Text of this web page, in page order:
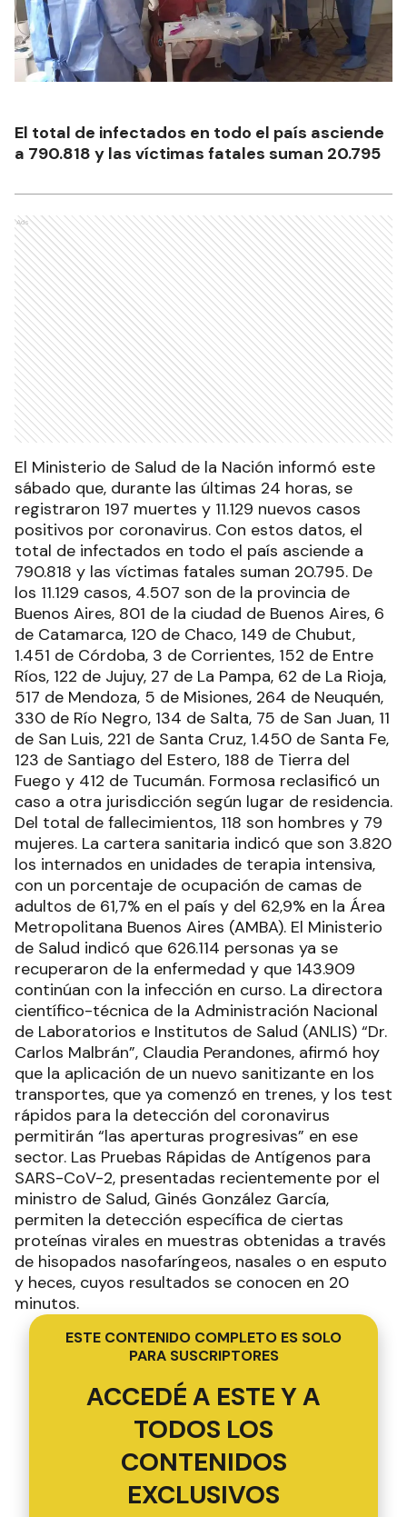
El total de infectados en todo el país asciende
a 790.818 y las víctimas fatales suman 20.795
Ads
El Ministerio de Salud de la Nación informó este
sábado que, durante las últimas 24 horas, se
registraron 197 muertes y 11.129 nuevos casos
positivos por coronavirus. Con estos datos, el
total de infectados en todo el país asciende a
790.818 y las víctimas fatales suman 20.795. De
los 11.129 casos, 4.507 son de la provincia de
Buenos Aires, 801 de la ciudad de Buenos Aires, 6
de Catamarca, 120 de Chaco, 149 de Chubut,
1.451 de Córdoba, 3 de Corrientes, 152 de Entre
Ríos, 122 de Jujuy, 27 de La Pampa, 62 de La Rioja,
517 de Mendoza, 5 de Misiones, 264 de Neuquén,
330 de Río Negro, 134 de Salta, 75 de San Juan, 11
de San Luis, 221 de Santa Cruz, 1.450 de Santa Fe,
123 de Santiago del Estero, 188 de Tierra del
Fuego y 412 de Tucumán. Formosa reclasificó un
caso a otra jurisdicción según lugar de residencia.
Del total de fallecimientos, 118 son hombres y 79
mujeres. La cartera sanitaria indicó que son 3.820
los internados en unidades de terapia intensiva,
con un porcentaje de ocupación de camas de
adultos de 61,7% en el país y del 62,9% en la Área
Metropolitana Buenos Aires (AMBA). El Ministerio
de Salud indicó que 626.114 personas ya se
recuperaron de la enfermedad y que 143.909
continúan con la infección en curso. La directora
científico-técnica de la Administración Nacional
de Laboratorios e Institutos de Salud (ANLIS) “Dr.
Carlos Malbrán”, Claudia Perandones, afirmó hoy
que la aplicación de un nuevo sanitizante en los
transportes, que ya comenzó en trenes, y los test
rápidos para la detección del coronavirus
permitirán “las aperturas progresivas” en ese
sector. Las Pruebas Rápidas de Antígenos para
SARS-CoV-2, presentadas recientemente por el
ministro de Salud, Ginés González García,
permiten la detección específica de ciertas
proteínas virales en muestras obtenidas a través
de hisopados nasofaríngeos, nasales o en esputo
y heces, cuyos resultados se conocen en 20
minutos.
ESTE CONTENIDO COMPLETO ES SOLO
PARA SUSCRIPTORES
ACCEDÉ A ESTE Y A
TODOS LOS
CONTENIDOS
EXCLUSIVOS